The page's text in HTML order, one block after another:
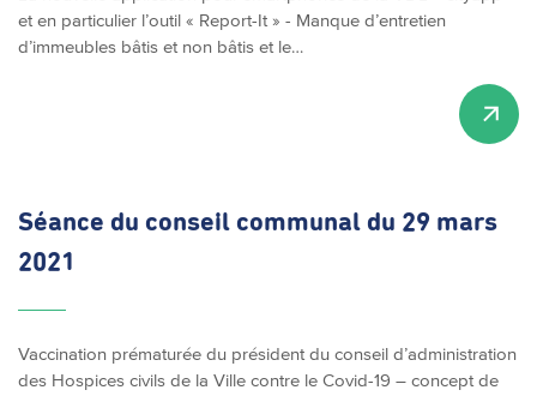
et en particulier l’outil « Report-It » - Manque d’entretien
d’immeubles bâtis et non bâtis et le…
Séance du conseil communal du 29 mars
2021
Vaccination prématurée du président du conseil d’administration
des Hospices civils de la Ville contre le Covid-19 – concept de